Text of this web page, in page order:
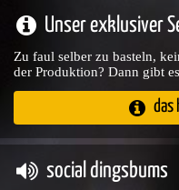
Unser exklusiver
Zu faul selber zu basteln,
der Produktion? Dann gibt
das
social dingsbums